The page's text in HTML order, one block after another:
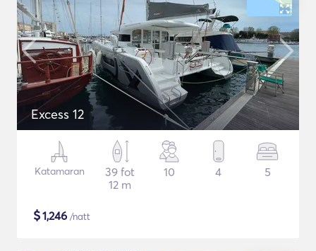
Excess 12
Katamaran
39 fot
12 m
10 4 5
$1,246 /natt